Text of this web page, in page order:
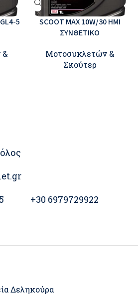
5
SCOOT MAX 10W/30 ΗΜΙ
ΣΥΝΘΕΤΙΚΟ
Μοτοσυκλετών &
Σκούτερ
+30 6979729922
Δεληκούρα